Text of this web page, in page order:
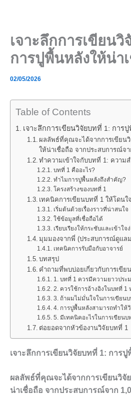
เจาะลึกการเขียน
การปูพื้นหลังให้น่า
02/05/2026
Table of Contents
เจาะลึกการเขียนวิจัยบทที่ 1: การ
ผลลัพธ์ที่คุณจะได้จากการเขียน
ให้น่าเชื่อถือ จากประสบการณ์จา
ทำความเข้าใจกับบทที่ 1: ความ
บทที่ 1 คืออะไร?
ทำไมการปูพื้นหลังถึงสำคัญ?
โครงสร้างของบทที่ 1
เทคนิคการเขียนบทที่ 1 ให้โดนใจ
เริ่มต้นด้วยเรื่องราวที่น่าสนใจ
ใช้ข้อมูลที่เชื่อถือได้
เรียบเรียงให้กระชับและเข้าใจ
มุมมองจากพี่ (ประสบการณ์ดูแลม
เทคนิคการรับมือกับอาจารย์
บทสรุป
คำถามที่พบบ่อยเกี่ยวกับการเขีย
1. บทที่ 1 ควรมีความยาวประ
2. ควรใช้การอ้างอิงในบทที่ 1
3. ถ้าผมไม่มั่นใจในการเขียน
4. การปูพื้นหลังสามารถทำให้
5. มีเทคนิคอะไรในการเขียน
ต่อยอดจากหัวข้องานวิจัยบทที่ 1
เจาะลึกการเขียนวิจัยบทที่ 1: การ
ผลลัพธ์ที่คุณจะได้จากการเขียนวิจั
น่าเชื่อถือ จากประสบการณ์จาก